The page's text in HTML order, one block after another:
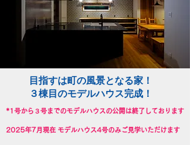
目指すは町の風景となる家！
３棟目のモデルハウス完成！
​*1号から３号までのモデルハウスの公開は終了しております
2025年7月現在 モデルハウス4号のみご見学いただけます